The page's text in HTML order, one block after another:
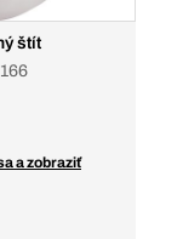
štít
a zobraziť